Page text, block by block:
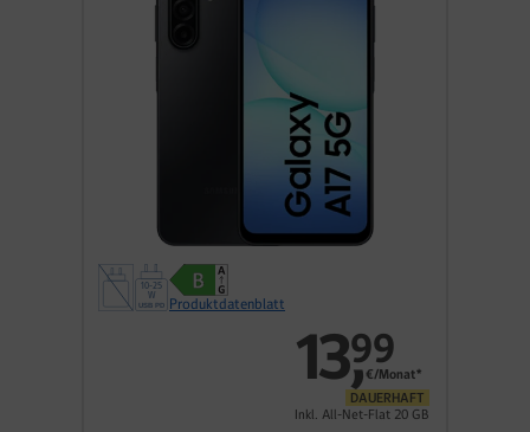
Produktdatenblatt
13,
99
€/Monat*
DAUERHAFT
Inkl. All-Net-Flat 20 GB